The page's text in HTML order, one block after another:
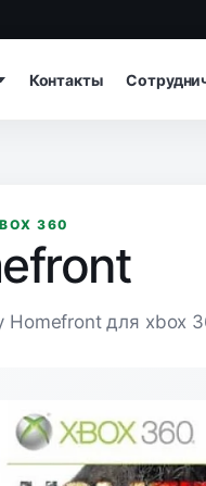
Контакты
360
Homefront для xbox